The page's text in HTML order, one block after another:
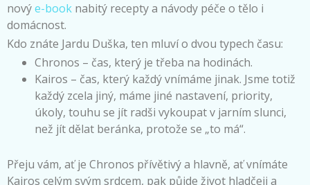
novýe-book nabitý recepty a návody péče o tělo i
domácnost.
Kdo znáte Jardu Duška, ten mluví o dvou typech času:
Chronos – čas, který je třeba na hodinách.
Kairos – čas, který každý vnímáme jinak. Jsme totiž
každý zcela jiný, máme jiné nastavení, priority,
úkoly, touhu se jít radši vykoupat v jarním slunci,
než jít dělat beránka, protože se „to má“.
Přeju vám, ať je Chronos přívětivý a hlavně, ať vnímáte
Kairos celým svým srdcem, pak půjde život hladčeji a